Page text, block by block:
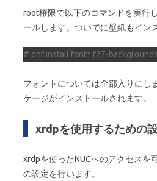
root権限で以下のコマンドを実行
ールします。ついでに壁紙もイン
# dnf install font* f27-
フォントについては全部入りにし
ケージがインストールされます。
xrdpを使用するための設
xrdpを使ったNUCへのアクセスを
の設定を行います。